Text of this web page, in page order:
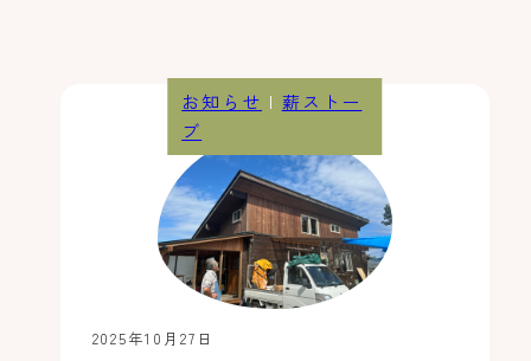
お知らせ | 薪ストー
ブ
2025年10月27日